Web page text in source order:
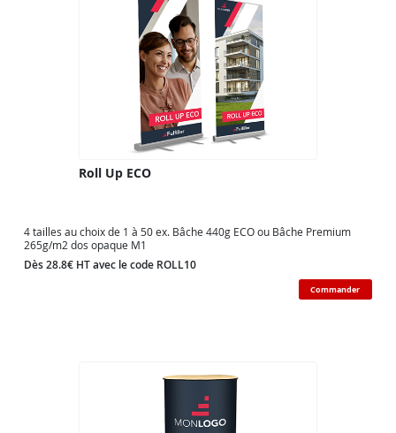
Roll Up ECO
4 tailles au choix de 1 à 50 ex. Bâche 440g ECO ou Bâche Premium
265g/m2 dos opaque M1
Dès 28.8€ HT avec le code ROLL10
Commander